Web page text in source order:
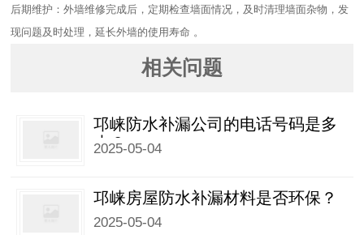
后期维护：外墙维修完成后，定期检查墙面情况，及时清理墙面杂物，发
现问题及时处理，延长外墙的使用寿命 。
相关问题
邛崃防水补漏公司的电话号码是多
少？
2025-05-04
邛崃房屋防水补漏材料是否环保？
2025-05-04